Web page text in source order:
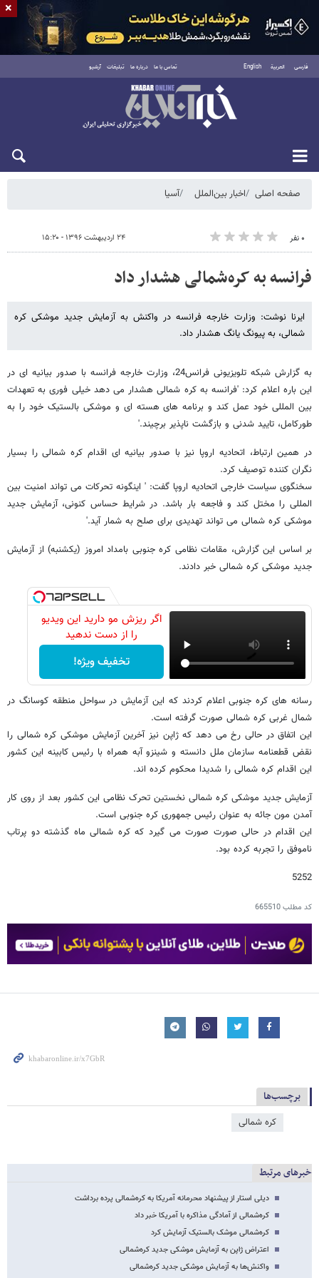
فارسی العربية English تماس با ما درباره ما تبلیغات آرشیو
شنبه ۱۷ مرداد ۱۴۰۵
صفحه اصلی اخبار بین‌الملل آسیا
۰ نفر ۲۴ اردیبهشت ۱۳۹۶ - ۱۵:۲۰
فرانسه به کره‌شمالی هشدار داد
ایرنا نوشت: وزارت خارجه فرانسه در واکنش به آزمایش جدید موشکی کره
شمالی، به پیونگ یانگ هشدار داد.
به گزارش شبکه تلویزیونی فرانس24، وزارت خارجه فرانسه با صدور بیانیه ای در
این باره اعلام کرد: 'فرانسه به کره شمالی هشدار می دهد خیلی فوری به تعهدات
بین المللی خود عمل کند و برنامه های هسته ای و موشکی بالستیک خود را به
طورکامل، تایید شدنی و بازگشت ناپذیر برچیند.'
در همین ارتباط، اتحادیه اروپا نیز با صدور بیانیه ای اقدام کره شمالی را بسیار
نگران کننده توصیف کرد.
سخنگوی سیاست خارجی اتحادیه اروپا گفت: ' اینگونه تحرکات می تواند امنیت بین
المللی را مختل کند و فاجعه بار باشد. در شرایط حساس کنونی، آزمایش جدید
موشکی کره شمالی می تواند تهدیدی برای صلح به شمار آید.'
بر اساس این گزارش، مقامات نظامی کره جنوبی بامداد امروز (یکشنبه) از آزمایش
جدید موشکی کره شمالی خبر دادند.
اگر ریزش مو دارید این ویدیو
را از دست ندهید
تخفیف ویژه!
رسانه های کره جنوبی اعلام کردند که این آزمایش در سواحل منطقه کوسانگ در
شمال غربی کره شمالی صورت گرفته است.
این اتفاق در حالی رخ می دهد که ژاپن نیز آخرین آزمایش موشکی کره شمالی را
نقض قطعنامه سازمان ملل دانسته و شینزو آبه همراه با رئیس کابینه این کشور
این اقدام کره شمالی را شدیدا محکوم کرده اند.
آزمایش جدید موشکی کره شمالی نخستین تحرک نظامی این کشور بعد از روی کار
آمدن مون جائه به عنوان رئیس جمهوری کره جنوبی است.
این اقدام در حالی صورت صورت می گیرد که کره شمالی ماه گذشته دو پرتاب
ناموفق را تجربه کرده بود.
5252
کد مطلب665510
برچسب‌ها
کره شمالی
خبرهای مرتبط
دیلی استار از پیشنهاد محرمانه آمریکا به کره‌شمالی پرده برداشت
کره‌شمالی از آمادگی مذاکره با آمریکا خبر داد
کره‌شمالی موشک بالستیک آزمایش کرد
اعتراض ژاپن به آزمایش موشکی جدید کره‌شمالی
واکنش‌ها به آزمایش موشکی جدید کره‌شمالی
×